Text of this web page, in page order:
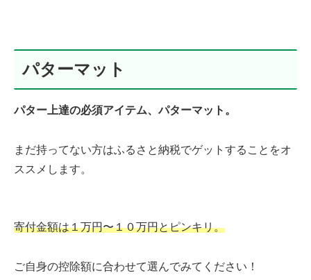
パターマット
パター上達の必須アイテム、パターマット。
まだ持ってない方はふるさと納税でゲットすることをオ
ススメします。
寄付金額は１万円〜１０万円とピンキリ。
ご自身の控除額に合わせて選んでみてください！